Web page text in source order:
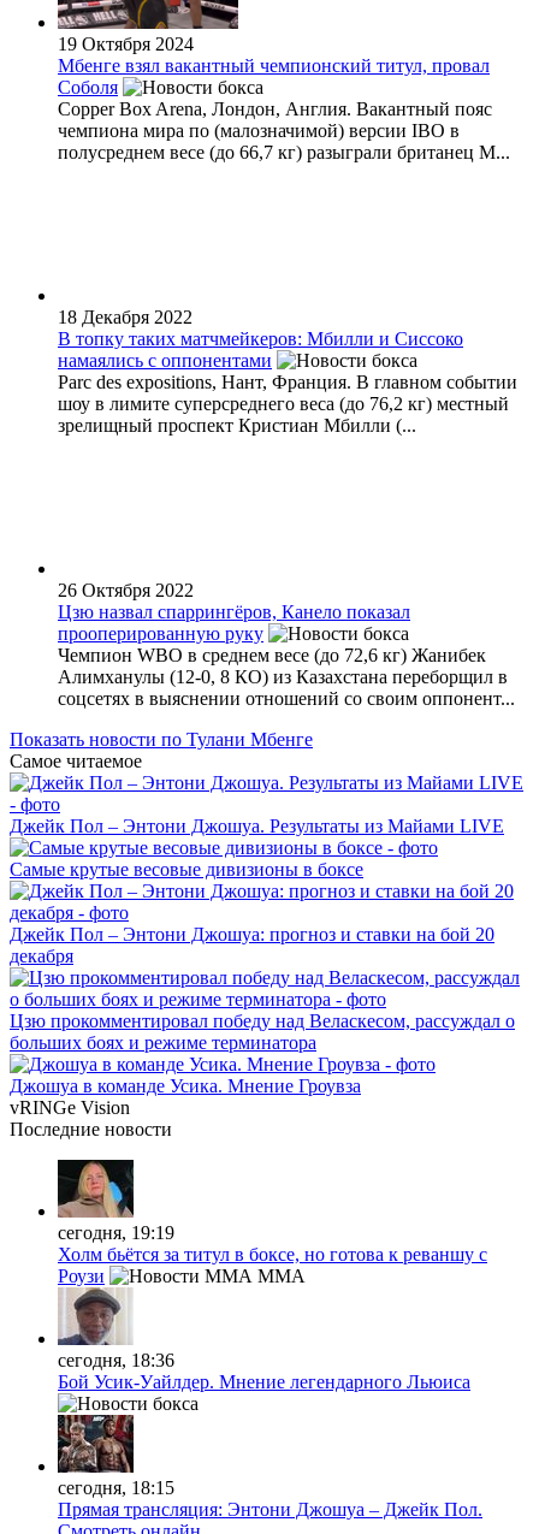
19 Октября 2024
Мбенге взял вакантный чемпионский титул, провал
Соболя
Copper Box Arena, Лондон, Англия. Вакантный пояс
чемпиона мира по (малозначимой) версии IBO в
полусреднем весе (до 66,7 кг) разыграли британец М...
18 Декабря 2022
В топку таких матчмейкеров: Мбилли и Сиссоко
намаялись с оппонентами
Parc des expositions, Нант, Франция. В главном событии
шоу в лимите суперсреднего веса (до 76,2 кг) местный
зрелищный проспект Кристиан Мбилли (...
26 Октября 2022
Цзю назвал спаррингёров, Канело показал
прооперированную руку
Чемпион WBO в среднем весе (до 72,6 кг) Жанибек
Алимханулы (12-0, 8 КО) из Казахстана переборщил в
соцсетях в выяснении отношений со своим оппонент...
Показать новости по Тулани Мбенге
Самое читаемое
Джейк Пол – Энтони Джошуа. Результаты из Майами LIVE
Самые крутые весовые дивизионы в боксе
Джейк Пол – Энтони Джошуа: прогноз и ставки на бой 20
декабря
Цзю прокомментировал победу над Веласкесом, рассуждал о
больших боях и режиме терминатора
Джошуа в команде Усика. Мнение Гроувза
vRINGe Vision
Последние новости
сегодня, 19:19
Холм бьётся за титул в боксе, но готова к реваншу с
Роузи
MMA
сегодня, 18:36
Бой Усик-Уайлдер. Мнение легендарного Льюиса
сегодня, 18:15
Прямая трансляция: Энтони Джошуа – Джейк Пол.